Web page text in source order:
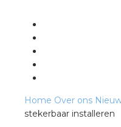
Home Over ons
stekerbaar installeren